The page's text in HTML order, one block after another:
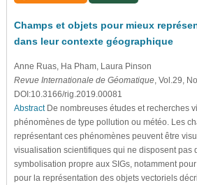
Champs et objets pour mieux
dans leur contexte géographique
Anne Ruas, Ha Pham, Laura Pinson
Revue Internationale de Géomatique, Vol.29,
DOI:10.3166/rig.2019.00081
AbstractDe nombreuses études et recherches
phénomènes de type pollution ou météo. Les
représentant ces phénomènes peuvent être
visualisation scientifiques qui ne disposent pas
symbolisation propre aux SIGs, notamment
pour la représentation des objets vectoriels